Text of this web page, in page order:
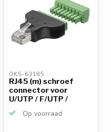
OKS-63185
RJ45 (m) schroef
connector voor
U/UTP / F/UTP /
Op voorraad